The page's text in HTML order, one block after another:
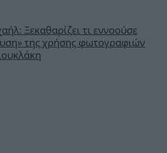
Ξεκαθαρίζει τι εννοούσε
της χρήσης φωτογραφιών